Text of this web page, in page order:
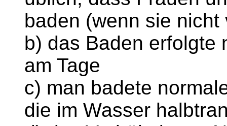
baden (wenn sie
b) das Baden erfolgte
am Tage
c) man badete
die im Wasser